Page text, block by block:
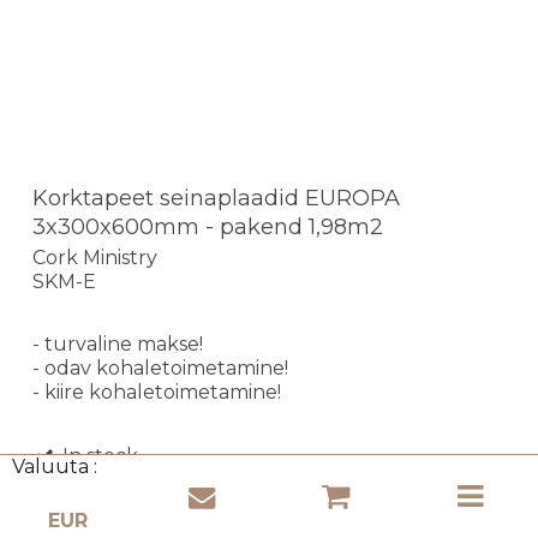
Valuuta :
Korktapeet seinaplaadid EUROPA
3x300x600mm - pakend 1,98m2
Cork Ministry
SKM-E
- turvaline makse!
- odav kohaletoimetamine!
- kiire kohaletoimetamine!
In stock